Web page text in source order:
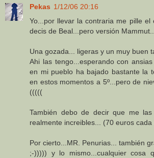
Pekas 1/12/06 20:16
Yo...por llevar la contraria me pille el
decis de Beal...pero versión
Una gozada... ligeras y un muy buen
Ahi las tengo...esperando con
en mi pueblo ha bajado bastante la
en estos momentos a 5º...pero de
(((((
También debo de decir que me
realmente increibles... (70 euros
Por cierto...MR. Penurias... también
;-))))) y lo mismo...cualquier cosa